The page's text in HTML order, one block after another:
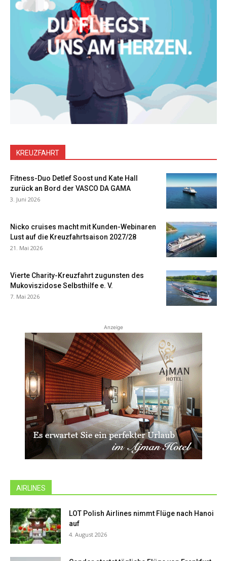
KREUZFAHRT
Fitness-Duo Detlef Soost und Kate Hall
zurück an Bord der VASCO DA GAMA
3. Juni 2026
Nicko cruises macht mit Kunden-Webinaren
Lust auf die Kreuzfahrtsaison 2027/28
21. Mai 2026
Vierte Charity-Kreuzfahrt zugunsten des
Mukoviszidose Selbsthilfe e. V.
7. Mai 2026
Anzeige
AIRLINES
LOT Polish Airlines nimmt Flüge nach Hanoi
auf
4. August 2026